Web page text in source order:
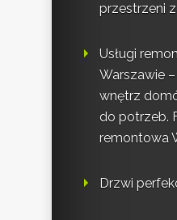
przestrzeni
Usługi
Warszawie
wnętrz
do potrzeb.
remontowa
Drzwi